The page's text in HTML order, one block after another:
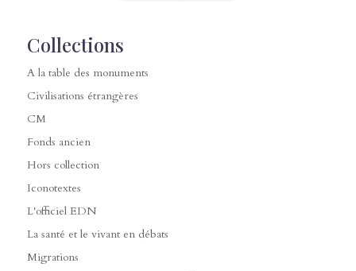
Collections
A la table des monuments
Civilisations étrangères
CM
Fonds ancien
Hors collection
Iconotextes
L'officiel EDN
La santé et le vivant en débats
Migrations